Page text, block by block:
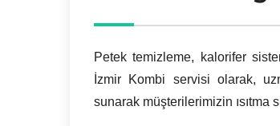
Petek temizleme, kalorifer
İzmir Kombi servisi olarak,
sunarak müşterilerimizin ısıtma